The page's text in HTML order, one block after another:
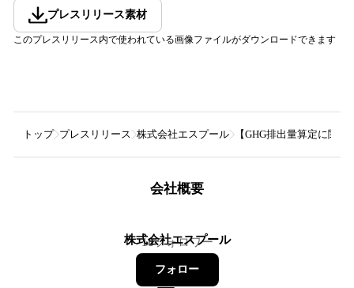
プレスリリース素材
このプレスリリース内で使われている画像ファイルがダウンロードできます
トップ プレスリリース 株式会社エスプール 【GHG排出量算定に関
会社概要
株式会社エスプール
18フォロワー
フォロー